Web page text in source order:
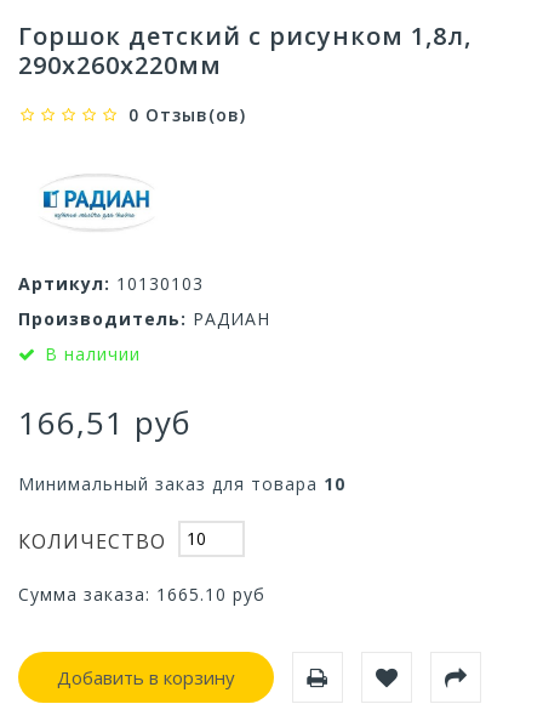
Горшок детский с рисунком 1,8л,
290х260х220мм
0 Отзыв(ов)
Артикул: 10130103
Производитель: РАДИАН
В наличии
166,51 руб
Минимальный заказ для товара 10
КОЛИЧЕСТВО
Сумма заказа: 1665.10 руб
Добавить в корзину